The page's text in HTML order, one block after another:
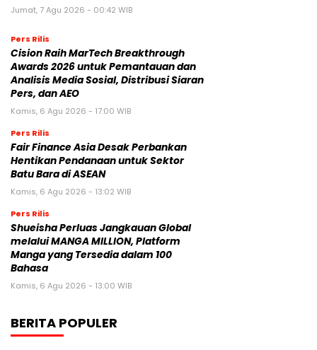
Jumat, 7 Agu 2026 - 00:42 WIB
Pers Rilis
Cision Raih MarTech Breakthrough
Awards 2026 untuk Pemantauan dan
Analisis Media Sosial, Distribusi Siaran
Pers, dan AEO
Kamis, 6 Agu 2026 - 17:00 WIB
Pers Rilis
Fair Finance Asia Desak Perbankan
Hentikan Pendanaan untuk Sektor
Batu Bara di ASEAN
Kamis, 6 Agu 2026 - 13:02 WIB
Pers Rilis
Shueisha Perluas Jangkauan Global
melalui MANGA MILLION, Platform
Manga yang Tersedia dalam 100
Bahasa
Kamis, 6 Agu 2026 - 13:00 WIB
BERITA POPULER